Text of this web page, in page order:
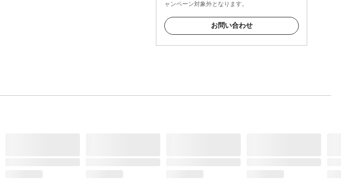
ャンペーン対象外となります。
お問い合わせ